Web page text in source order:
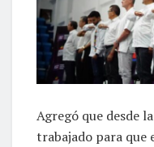
Agregó que desde
trabajado para que